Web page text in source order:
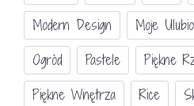
Modern Design
Moje
Ogród
Pastele
Piękne
Piękne Wnętrza
Rice